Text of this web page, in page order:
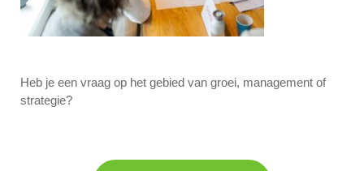
Heb je een vraag op het gebied van groei, management of
strategie?